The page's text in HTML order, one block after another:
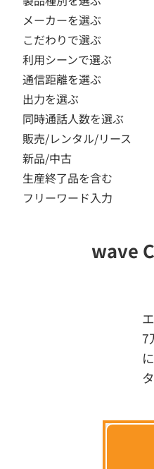
メーカーを選ぶ
こだわりで選ぶ
利用シーンで選ぶ
通信距離を選ぶ
出力を選ぶ
同時通話人数を選ぶ
販売/レンタル/リース
新品/中古
生産終了品を含む
フリーワード入力
wave
7